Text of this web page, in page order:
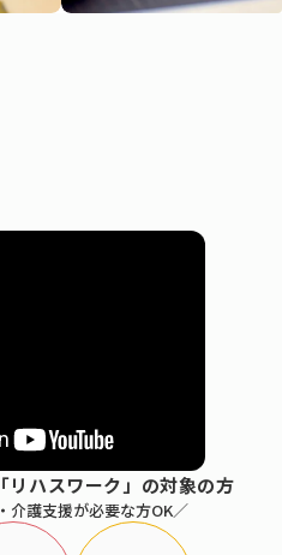
リハスワーク」の対象の方
介護支援が必要な方OK／